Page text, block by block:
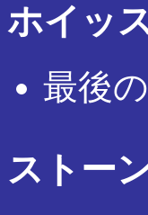
ホイッ
最後
ストー